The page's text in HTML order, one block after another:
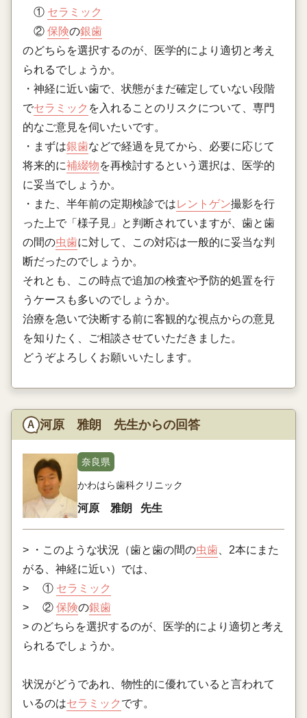
① セラミック
② 保険の銀歯
のどちらを選択するのが、医学的により適切と考え
られるでしょうか。
・神経に近い歯で、状態がまだ確定していない段階
でセラミック を入れることのリスクについて、専門
的なご意見を伺いたいです。
・まずは銀歯などで経過を見てから、必要に応じて
将来的に補綴物を再検討するという選択は、医学的
に妥当でしょうか。
・また、半年前の定期検診ではレントゲン撮影を行
った上で「様子見」と判断されていますが、歯と歯
の間の虫歯に対して、この対応は一般的に妥当な判
断だったのでしょうか。
それとも、この時点で追加の検査や予防的処置を行
うケースも多いのでしょうか。
治療を急いで決断する前に客観的な視点からの意見
を知りたく、ご相談させていただきました。
どうぞよろしくお願いいたします。
河原 雅朗 先生からの回答
奈良県
かわはら歯科クリニック
河原 雅朗 先生
> ・このような状況（歯と歯の間の虫歯 、2本にまた
がる、神経に近い）では、
> ① セラミック
> ② 保険の銀歯
> のどちらを選択するのが、医学的により適切と考え
られるでしょうか。
状況がどうであれ、物性的に優れていると言われて
いるのはセラミック です。